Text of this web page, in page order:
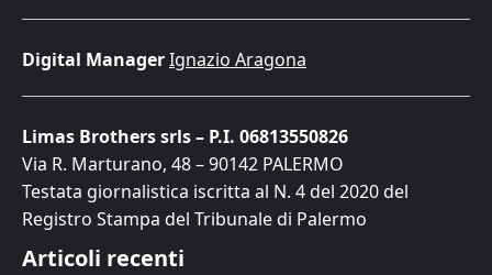
Digital ManagerIgnazio Aragona
Limas Brothers srls – P.I. 06813550826
Via R. Marturano, 48 – 90142 PALERMO
Testata giornalistica iscritta al N. 4 del 2020 del
Registro Stampa del Tribunale di Palermo
Articoli recenti